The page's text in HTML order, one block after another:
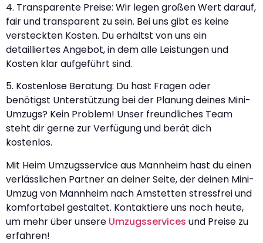
4. Transparente Preise: Wir legen großen Wert darauf,
fair und transparent zu sein. Bei uns gibt es keine
versteckten Kosten. Du erhältst von uns ein
detailliertes Angebot, in dem alle Leistungen und
Kosten klar aufgeführt sind.
5. Kostenlose Beratung: Du hast Fragen oder
benötigst Unterstützung bei der Planung deines Mini-
Umzugs? Kein Problem! Unser freundliches Team
steht dir gerne zur Verfügung und berät dich
kostenlos.
Mit Heim Umzugsservice aus Mannheim hast du einen
verlässlichen Partner an deiner Seite, der deinen Mini-
Umzug von Mannheim nach Amstetten stressfrei und
komfortabel gestaltet. Kontaktiere uns noch heute,
um mehr über unsere Umzugsservices und Preise zu
erfahren!